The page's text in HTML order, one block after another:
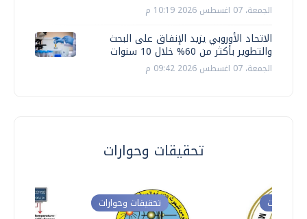
الجمعة، 07 اغسطس 2026 10:19 م
الاتحاد الأوروبي يزيد الإنفاق على البحث
والتطوير بأكثر من 60% خلال 10 سنوات
الجمعة، 07 اغسطس 2026 09:42 م
تحقيقات وحوارات
تحقيقات وحوارات وحوارات